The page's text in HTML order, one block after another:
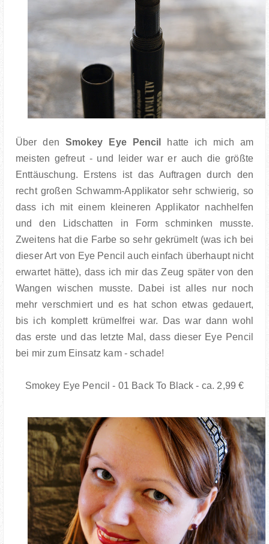
Über den Smokey Eye Pencil
hatte ich mich am
meisten gefreut - und leider war er auch die größte
Enttäuschung. Erstens ist das Auftragen durch den
recht großen Schwamm-Applikator sehr schwierig, so
dass ich mit einem kleineren Applikator nachhelfen
und den Lidschatten in Form schminken musste.
Zweitens hat die Farbe so sehr gekrümelt (was ich bei
dieser Art von Eye Pencil auch einfach überhaupt nicht
erwartet hätte), dass ich mir das Zeug später von den
Wangen wischen musste. Dabei ist alles nur noch
mehr verschmiert und es hat schon etwas gedauert,
bis ich komplett krümelfrei war. Das war dann wohl
das erste und das letzte Mal, dass dieser Eye Pencil
bei mir zum Einsatz kam - schade!
Smokey Eye Pencil - 01 Back To Black - ca. 2,99 €